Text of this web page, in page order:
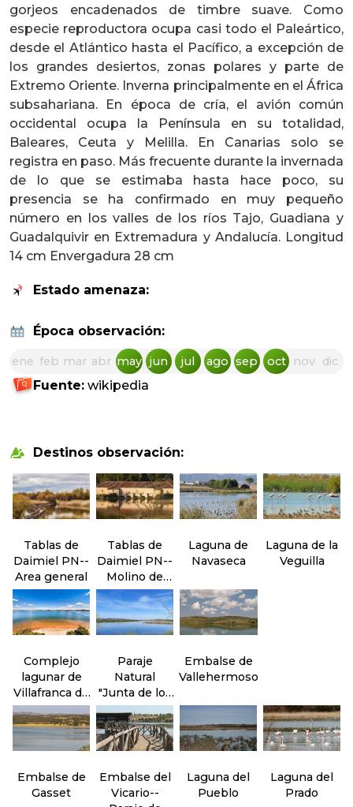
gorjeos encadenados de timbre suave. Como
especie reproductora ocupa casi todo el Paleártico,
desde el Atlántico hasta el Pacífico, a excepción de
los grandes desiertos, zonas polares y parte de
Extremo Oriente. Inverna principalmente en el África
subsahariana. En época de cría, el avión común
occidental ocupa la Península en su totalidad,
Baleares, Ceuta y Melilla. En Canarias solo se
registra en paso. Más frecuente durante la invernada
de lo que se estimaba hasta hace poco, su
presencia se ha confirmado en muy pequeño
número en los valles de los ríos Tajo, Guadiana y
Guadalquivir en Extremadura y Andalucía. Longitud
14 cm Envergadura 28 cm
Estado amenaza:
Época observación:
ene feb mar abr may jun jul ago sep oct nov dic
Fuente: wikipedia
Destinos observación:
Tablas de
Daimiel PN--
Area general
Tablas de
Daimiel PN--
Molino de
Molemocho
Laguna de
Navaseca
Laguna de la
Veguilla
Complejo
lagunar de
Villafranca de
los
Caballeros
Paraje
Natural
"Junta de los
ríos" Záncara
y Cigüela
Embalse de
Vallehermoso
Embalse de
Gasset
Embalse del
Vicario--
Laguna del
Pueblo
Laguna del
Prado